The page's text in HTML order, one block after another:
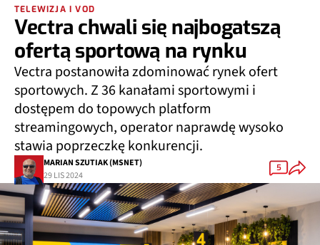
TELEWIZJA I VOD
Vectra chwali się najbogatszą
ofertą sportową na rynku
Vectra postanowiła zdominować rynek ofert
sportowych. Z 36 kanałami sportowymi i
dostępem do topowych platform
streamingowych, operator naprawdę wysoko
stawia poprzeczkę konkurencji.
MARIAN SZUTIAK (MSNET)
29 LIS 2024
5